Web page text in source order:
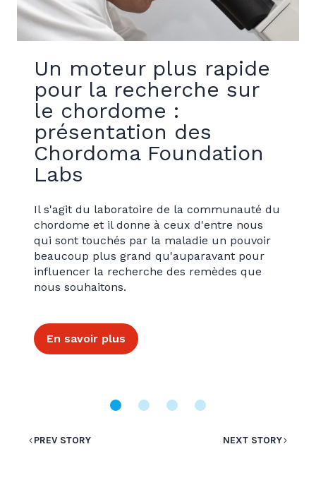
Un moteur plus rapide
pour la recherche sur
le chordome :
présentation des
Chordoma Foundation
Labs
Il s'agit du laboratoire de la communauté du
chordome et il donne à ceux d'entre nous
qui sont touchés par la maladie un pouvoir
beaucoup plus grand qu'auparavant pour
influencer la recherche des remèdes que
nous souhaitons.
En savoir plus
PREV STORY NEXT STORY